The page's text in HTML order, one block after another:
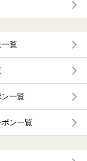
覧
一覧
ン一覧